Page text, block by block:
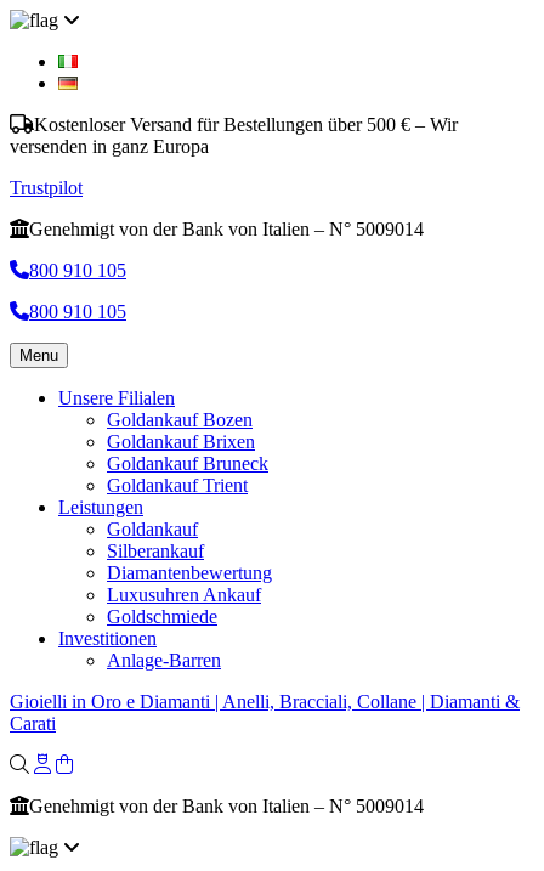
Kostenloser Versand für Bestellungen über 500 € – Wir
versenden in ganz Europa
Trustpilot
Genehmigt von der Bank von Italien – N° 5009014
800 910 105
800 910 105
Menu
Unsere Filialen
Goldankauf Bozen
Goldankauf Brixen
Goldankauf Bruneck
Goldankauf Trient
Leistungen
Goldankauf
Silberankauf
Diamantenbewertung
Luxusuhren Ankauf
Goldschmiede
Investitionen
Anlage-Barren
Gioielli in Oro e Diamanti | Anelli, Bracciali, Collane | Diamanti &
Carati
Genehmigt von der Bank von Italien – N° 5009014